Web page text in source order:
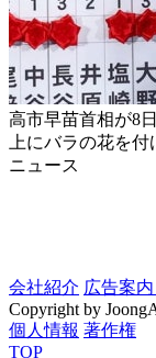
高市早苗首相が8
上にバラの花を
ニュース
会社紹介 広告案
Copyright by
個人情報 著作権
TOP